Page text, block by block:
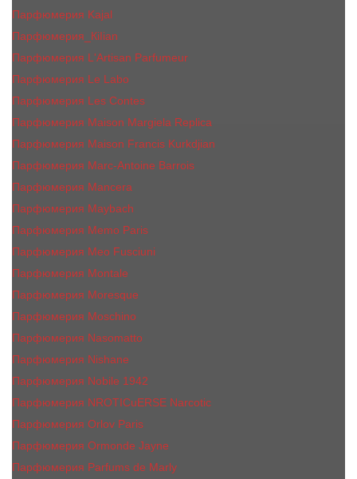
Парфюмерия Kajal
Парфюмерия_КiIiаn
Парфюмерия L'Artisan Parfumeur
Парфюмерия Le Labo
Парфюмерия Les Contes
Парфюмерия Maison Margiela Replica
Парфюмерия Maison Francis Kurkdjian
Парфюмерия Marc-Antoine Barrois
Парфюмерия Mancera
Парфюмерия Maybach
Парфюмерия Memo Paris
Парфюмерия Meo Fusciuni
Парфюмерия Montale
Парфюмерия Moresque
Парфюмерия Moschino
Парфюмерия Nasomatto
Парфюмерия Nishane
Парфюмерия Nobile 1942
Парфюмерия NROTICuERSE Narcotic
Парфюмерия Orlov Paris
Парфюмерия Ormonde Jayne
Парфюмерия Parfums de Marly